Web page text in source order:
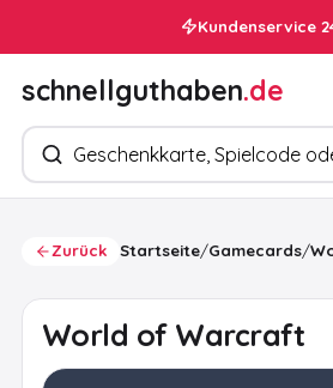
Kundenservice
schnellguthaben.de
Produkte suchen
Zurück Startseite/Gamecards/
World of Warcraft